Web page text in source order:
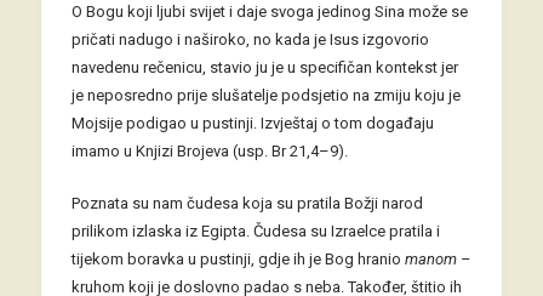
O Bogu koji ljubi svijet i daje svoga jedinog Sina može se
pričati nadugo i naširoko, no kada je Isus izgovorio
navedenu rečenicu, stavio ju je u specifičan kontekst jer
je neposredno prije slušatelje podsjetio na zmiju koju je
Mojsije podigao u pustinji. Izvještaj o tom događaju
imamo u Knjizi Brojeva (usp. Br 21,4–9).
Poznata su nam čudesa koja su pratila Božji narod
prilikom izlaska iz Egipta. Čudesa su Izraelce pratila i
tijekom boravka u pustinji, gdje ih je Bog hranio manom –
kruhom koji je doslovno padao s neba. Također, štitio ih